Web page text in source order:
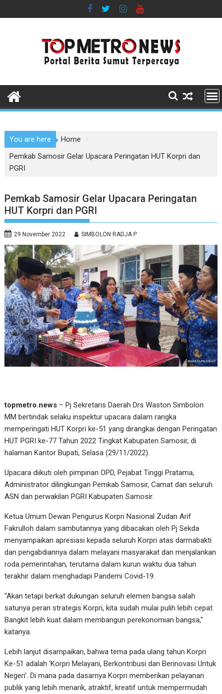
to
You are here
Home
Pemkab Samosir Gelar Upacara Peringatan HUT Korpri dan
PGRI
Pemkab Samosir Gelar Upacara Peringatan
HUT Korpri dan PGRI
29 November 2022 SIMBOLON RADJA P
topmetro.news – Pj Sekretaris Daerah Drs Waston Simbolon
MM bertindak selaku inspektur upacara dalam rangka
memperingati HUT Korpri ke-51 yang dirangkai dengan Peringatan
HUT PGRI ke-77 Tahun 2022 Tingkat Kabupaten Samosir, di
halaman Kantor Bupati, Selasa (29/11/2022).
Upacara diikuti oleh pimpinan OPD, Pejabat Tinggi Pratama,
Administrator dilingkungan Pemkab Samosir, Camat dan seluruh
ASN dan perwakilan PGRI Kabupaten Samosir.
Ketua Umum Dewan Pengurus Korpri Nasional Zudan Arif
Fakrulloh dalam sambutannya yang dibacakan oleh Pj Sekda
menyampaikan apresiasi kepada seluruh Korpri atas darmabakti
dan pengabdiannya dalam melayani masyarakat dan menjalankan
roda pemerintahan, terutama dalam kurun waktu dua tahun
terakhir dalam menghadapi Pandemi Covid-19.
“Akan tetapi berkat dukungan seluruh elemen bangsa salah
satunya peran strategis Korpri, kita sudah mulai pulih lebih cepat.
Bangkit lebih kuat dalam membangun perekonomian bangsa,”
katanya.
Lebih lanjut disampaikan, bahwa tema pada ulang tahun Korpri
Ke-51 adalah ‘Korpri Melayani, Berkontribusi dan Berinovasi Untuk
Negeri’. Di mana pada dasarnya Korpri memberikan pelayanan
publik yang lebih menarik, atraktif, kreatif untuk mempermudah